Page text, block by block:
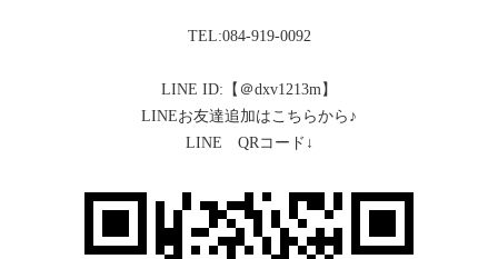
TEL:084-919-0092
LINE ID:【＠dxv1213m】
LINEお友達追加はこちらから♪
LINE QRコード↓